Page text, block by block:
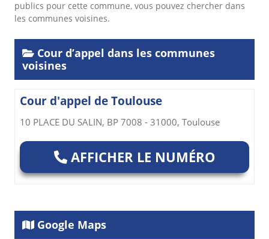
publics pour cette commune, vous pouvez chercher dans
les communes voisines.
Cour d’appel dans les communes
voisines
Cour d'appel de Toulouse
10 PLACE DU SALIN, BP 7008 - 31000, Toulouse
AFFICHER LE NUMÉRO
Google Maps